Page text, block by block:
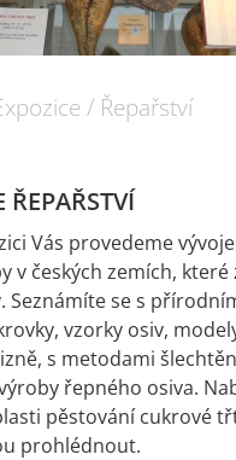
/ Řepařství
ŘEPAŘSTVÍ
Vás provedeme
v českých zemích,
Seznámíte se s
vzorky osiv,
s metodami
řepného osiva.
pěstování cukrové
prohlédnout.